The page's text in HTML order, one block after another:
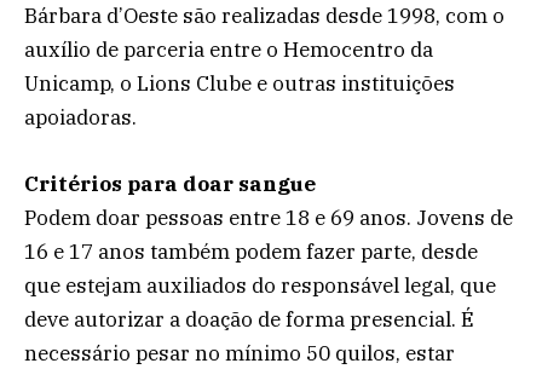
Bárbara d’Oeste são realizadas desde 1998, com o
auxílio de parceria entre o Hemocentro da
Unicamp, o Lions Clube e outras instituições
apoiadoras.
Critérios para doar sangue
Podem doar pessoas entre 18 e 69 anos. Jovens de
16 e 17 anos também podem fazer parte, desde
que estejam auxiliados do responsável legal, que
deve autorizar a doação de forma presencial. É
necessário pesar no mínimo 50 quilos, estar